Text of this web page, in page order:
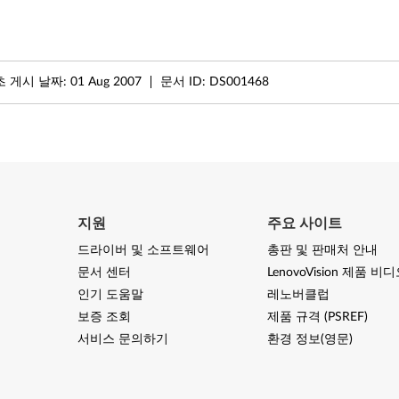
게시 날짜: 01 Aug 2007 문서 ID: DS001468
지원
드라이버 및 소프트웨어
문서 센터
인기 도움말
보증 조회
서비스 문의하기
주요 사이트
총판 및 판매처 안내
LenovoVision 제품 비디
레노버클럽
제품 규격 (PSREF)
환경 정보(영문)